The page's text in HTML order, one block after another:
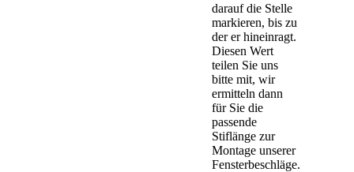
darauf die Stelle
markieren, bis zu
der er hineinragt.
Diesen Wert
teilen Sie uns
bitte mit, wir
ermitteln dann
für Sie die
passende
Stiflänge zur
Montage unserer
Fensterbeschläge.